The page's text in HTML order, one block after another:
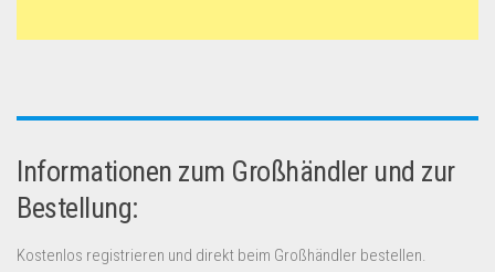
Informationen zum Großhändler und zur
Bestellung:
Kostenlos registrieren und direkt beim Großhändler bestellen.